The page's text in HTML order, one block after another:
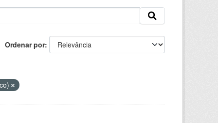
Ordenar por